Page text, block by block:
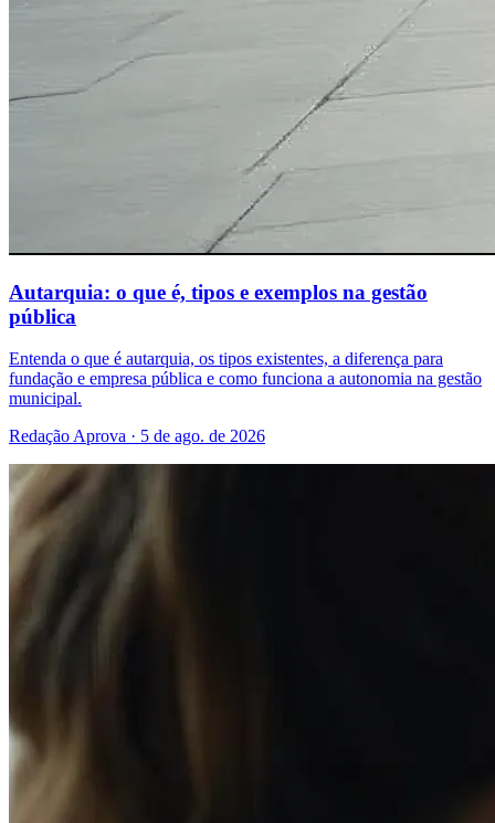
Autarquia: o que é, tipos e exemplos na gestão
pública
Entenda o que é autarquia, os tipos existentes, a diferença para
fundação e empresa pública e como funciona a autonomia na gestão
municipal.
Redação Aprova · 5 de ago. de 2026